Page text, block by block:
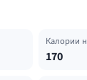
Калории
170